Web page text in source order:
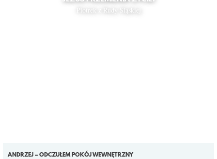
Piotrek z Rudy Śląskiej
ANDRZEJ – ODCZUŁEM POKÓJ WEWNĘTRZNY